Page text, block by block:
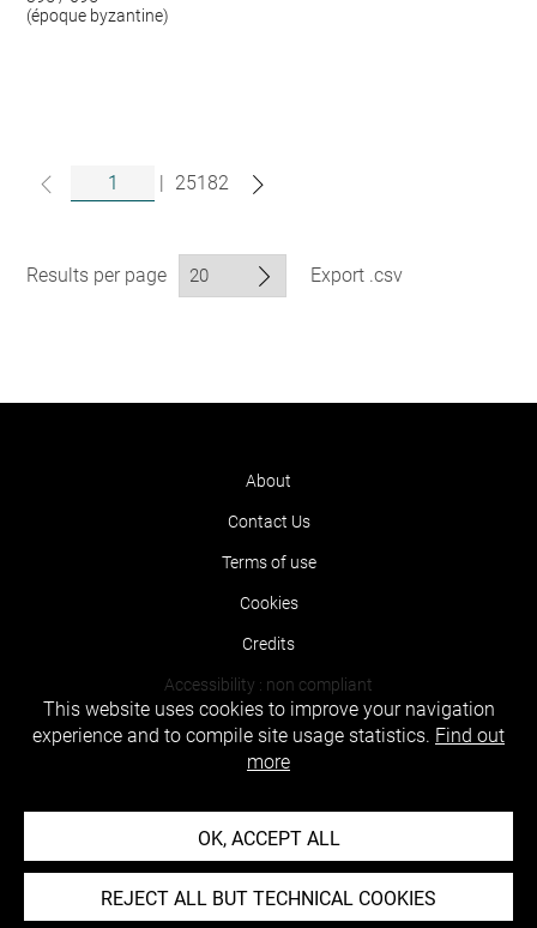
(époque byzantine)
| 25182
Results per page Export .csv
About
Contact Us
Terms of use
Cookies
Credits
Accessibility : non compliant
This website uses cookies to improve your navigation
experience and to compile site usage statistics. Find out
more
OK, ACCEPT ALL
REJECT ALL BUT TECHNICAL COOKIES